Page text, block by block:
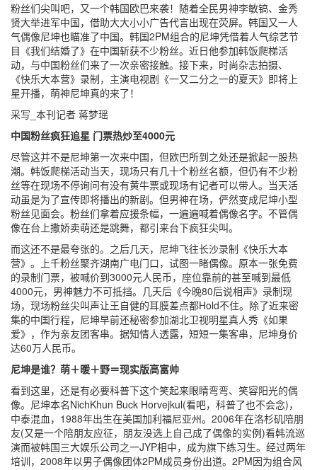
粉丝们尖叫吧，又一个韩国欧巴来袭！随着全民男神李敏镐、金秀
贤大举进军中国，借助大大小小广告代言出现在荧屏。韩国又一人
气偶像尼坤也瞄准了中国。韩国2PM组合的尼坤凭借着人气综艺节
目《我们结婚了》在中国斩获不少粉丝。近日他参加韩饭爬梯活
动，与中国粉丝们来了一次亲密接触。接下来，时尚杂志拍摄、
《快乐大本营》录制，主演电视剧《一又二分之一的夏天》即将上
星开播，萌神尼坤真的来了！
采写_本刊记者 蒋梦瑶
中国粉丝疯狂追星 门票热炒至4000元
尽管这并不是尼坤第一次来中国，但欧巴所到之处还是掀起一股热
潮。韩饭爬梯活动当天，现场只有几十个粉丝名额，但仍有不少粉
丝等在现场不停询问有没有黄牛票或现场有记者可以带人。当天活
动虽是为了宣传即将播出的新剧。但男神在场，俨然变成尼坤小型
粉丝见面会。粉丝们拿着应援条幅，一遍遍喊着偶像名字。不管偶
像在台上撒娇卖萌还是跳舞，都引来台下疯狂尖叫。
而这还不是最夸张的。之后几天，尼坤飞往长沙录制《快乐大本
营》。上千粉丝聚齐湖南广电门口，试图一睹偶像。原本一张免费
的录制门票，被喊价到3000元人民币，座位靠前的甚至喊到最低
4000元，男神魅力不可抵挡。几天后《今晚80后说相声》录制现
场，现场粉丝尖叫声让王自健的耳膜差点都Hold不住。除了近来密
集的中国行程，尼坤早前还秘密参加湖北卫视明星真人秀《如果
爱》，作为亲友团客串。据知情人透露，短短一集客串，尼坤身价
达60万人民币。
尼坤是谁？萌＋暖＋野＝现实版高富帅
看到这里，还是有必要科普下这个笑起来眼睛弯弯、笑容阳光的偶
像。尼坤本名NichKhun Buck Horvejkul(看吧，科普了也不会念)，
中泰混血，1988年出生在美国加利福尼亚州。2006年在洛杉矶陪朋
友(又是一个陪朋友应征，朋友没选上自己成了偶像的实例)看韩流巡
演而被韩国三大娱乐公司之一JYP相中，成为旗下练习生。经过两年
培训，2008年以男子偶像团体2PM成员身份出道。2PM因为组合风